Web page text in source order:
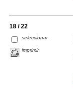
18 / 22
seleccionar
imprimir